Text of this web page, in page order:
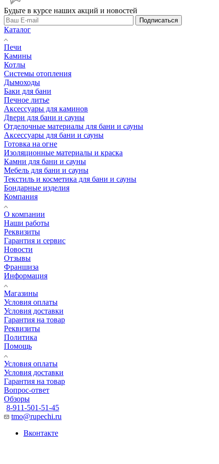
Будьте в курсе наших акций и новостей
Подписаться
Каталог
Печи
Камины
Котлы
Системы отопления
Дымоходы
Баки для бани
Печное литье
Аксессуары для каминов
Двери для бани и сауны
Отделочные материалы для бани и сауны
Аксессуары для бани и сауны
Готовка на огне
Изоляционные материалы и краска
Камни для бани и сауны
Мебель для бани и сауны
Текстиль и косметика для бани и сауны
Бондарные изделия
Компания
О компании
Наши работы
Реквизиты
Гарантия и сервис
Новости
Отзывы
Франшиза
Информация
Магазины
Условия оплаты
Условия доставки
Гарантия на товар
Реквизиты
Политика
Помощь
Условия оплаты
Условия доставки
Гарантия на товар
Вопрос-ответ
Обзоры
8-911-501-51-45
tmo@rupechi.ru
Вконтакте